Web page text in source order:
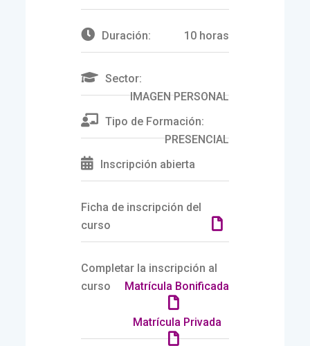
Duración: 10 horas
Sector:
IMAGEN PERSONAL
Tipo de Formación:
PRESENCIAL
Inscripción abierta
Ficha de inscripción del
curso
Completar la inscripción al
curso
Matrícula Bonificada
Matrícula Privada